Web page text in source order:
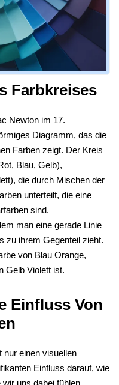
Farbkreises
Newton im 17.
Diagramm, das die
Farben zeigt. Der Kreis
Blau, Gelb),
die durch Mischen der
unterteilt, die eine
sind.
man eine gerade Linie
zu ihrem Gegenteil zieht.
von Blau Orange,
Gelb Violett ist.
Einfluss Von
nur einen visuellen
Einfluss darauf, wie
uns dabei fühlen.